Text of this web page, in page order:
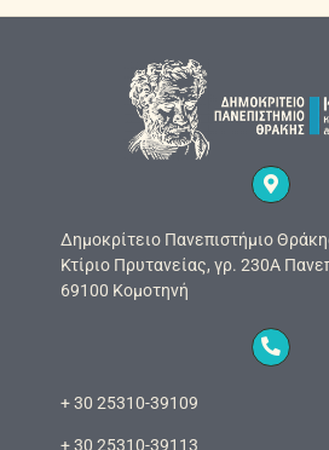
Δημοκρίτειο Πανεπιστήμιο
Κτίριο Πρυτανείας, γρ. 230Α
69100 Κομοτηνή
+ 30 25310-39109
+ 30 25310-39113